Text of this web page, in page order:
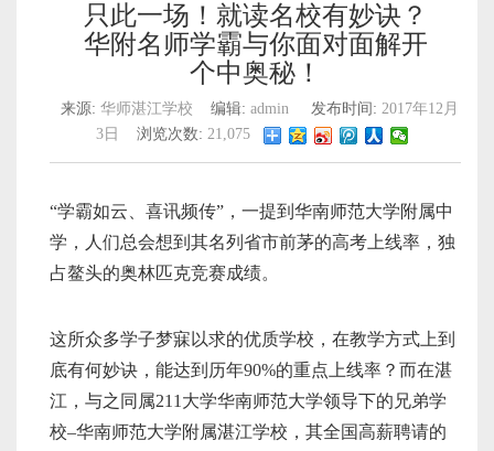
只此一场！就读名校有妙诀？
华附名师学霸与你面对面解开
个中奥秘！
来源: 华师湛江学校 编辑: admin 发布时间: 2017年12月
3日
浏览次数: 21,075
“学霸如云、喜讯频传”，一提到华南师范大学附属中
学，人们总会想到其名列省市前茅的高考上线率，独
占鳌头的奥林匹克竞赛成绩。
这所众多学子梦寐以求的优质学校，在教学方式上到
底有何妙诀，能达到历年90%的重点上线率？而在湛
江，与之同属211大学华南师范大学领导下的兄弟学
校–华南师范大学附属湛江学校，其全国高薪聘请的